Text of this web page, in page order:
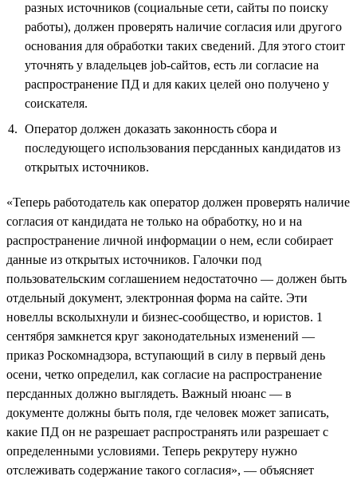
разных источников (социальные сети, сайты по поиску
работы), должен проверять наличие согласия или другого
основания для обработки таких сведений. Для этого стоит
уточнять у владельцев job-сайтов, есть ли согласие на
распространение ПД и для каких целей оно получено у
соискателя.
Оператор должен доказать законность сбора и
последующего использования персданных кандидатов из
открытых источников.
«Теперь работодатель как оператор должен проверять наличие
согласия от кандидата не только на обработку, но и на
распространение личной информации о нем, если собирает
данные из открытых источников. Галочки под
пользовательским соглашением недостаточно — должен быть
отдельный документ, электронная форма на сайте. Эти
новеллы всколыхнули и бизнес-сообщество, и юристов. 1
сентября замкнется круг законодательных изменений —
приказ Роскомнадзора, вступающий в силу в первый день
осени, четко определил, как согласие на распространение
персданных должно выглядеть. Важный нюанс — в
документе должны быть поля, где человек может записать,
какие ПД он не разрешает распространять или разрешает с
определенными условиями. Теперь рекрутеру нужно
отслеживать содержание такого согласия», — объясняет